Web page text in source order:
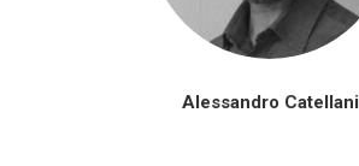
Alessandro Catellani